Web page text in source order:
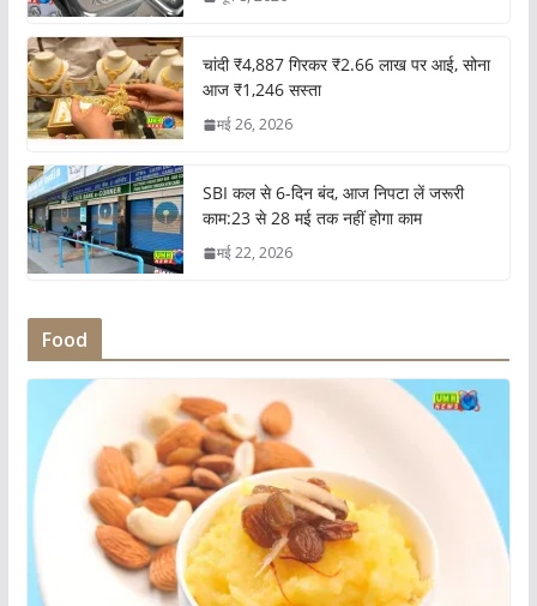
चांदी ₹4,887 गिरकर ₹2.66 लाख पर आई, सोना
आज ₹1,246 सस्ता
मई 26, 2026
SBI कल से 6-दिन बंद, आज निपटा लें जरूरी
काम:23 से 28 मई तक नहीं होगा काम
मई 22, 2026
Food